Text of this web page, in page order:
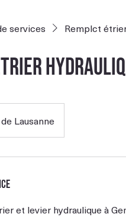
services Remplct
Lausanne
et levier hydraulique à